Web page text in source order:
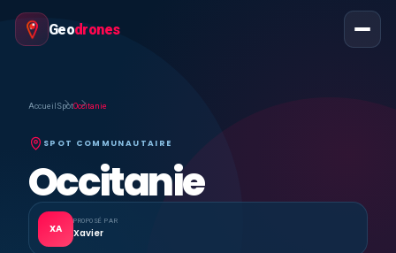
Geodrones
Accueil SpotOccitanie
SPOT COMMUNAUTAIRE
Occitanie
XA
PROPOSÉ PAR
Xavier